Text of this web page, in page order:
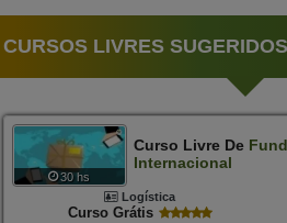
CURSOS LIVRES
30 hs
Curso Livre De
Internacional
Logística
Curso Grátis